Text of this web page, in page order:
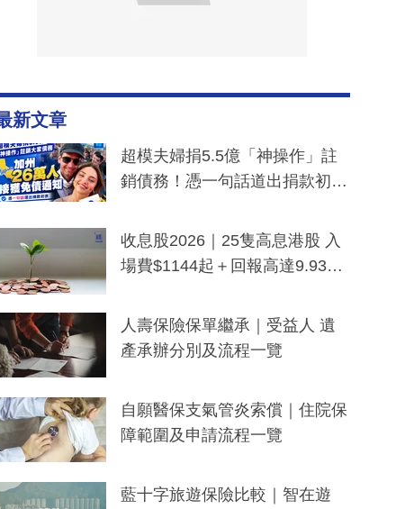
新文章
超模夫婦捐5.5億「神操作」註
銷債務！憑一句話道出捐款初
一度被誤當詐騙手段
收息股2026｜25隻高息港股 入
場費$1144起＋回報高達9.93
人壽保險保單繼承｜受益人 遺
產承辦分別及流程一覽
自願醫保支氣管炎索償｜住院保
障範圍及申請流程一覽
藍十字旅遊保險比較｜智在遊